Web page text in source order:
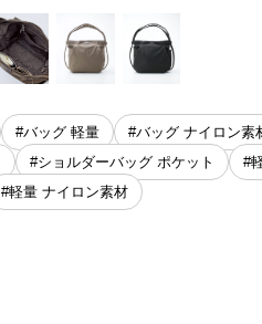
#バッグ 軽量
#バッグ ナイロン素
#ショルダーバッグ ポケット
#
#軽量 ナイロン素材